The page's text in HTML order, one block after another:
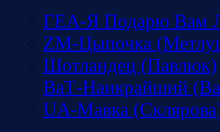
ГЕА-Я Подарю Вам
ZM-Цыпочка
Шотландец (Павлюк)
ВаТ-Наикрайший
UA-Мавка